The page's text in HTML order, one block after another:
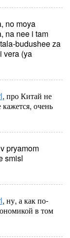
no moya
na nee i tam
budushee za
vera (ya
, про Китай не
очень
pryamom
smisl
, ну, а как по-
в том